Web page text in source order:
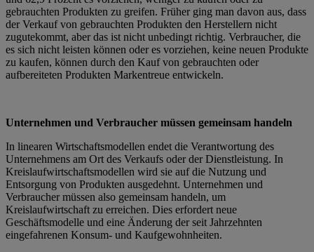
gebrauchten Produkten zu greifen. Früher ging man davon aus, dass
der Verkauf von gebrauchten Produkten den Herstellern nicht
zugutekommt, aber das ist nicht unbedingt richtig. Verbraucher, die
es sich nicht leisten können oder es vorziehen, keine neuen Produkte
zu kaufen, können durch den Kauf von gebrauchten oder
aufbereiteten Produkten Markentreue entwickeln.
Unternehmen und Verbraucher müssen gemeinsam handeln
In linearen Wirtschaftsmodellen endet die Verantwortung des
Unternehmens am Ort des Verkaufs oder der Dienstleistung. In
Kreislaufwirtschaftsmodellen wird sie auf die Nutzung und
Entsorgung von Produkten ausgedehnt. Unternehmen und
Verbraucher müssen also gemeinsam handeln, um
Kreislaufwirtschaft zu erreichen. Dies erfordert neue
Geschäftsmodelle und eine Änderung der seit Jahrzehnten
eingefahrenen Konsum- und Kaufgewohnheiten.